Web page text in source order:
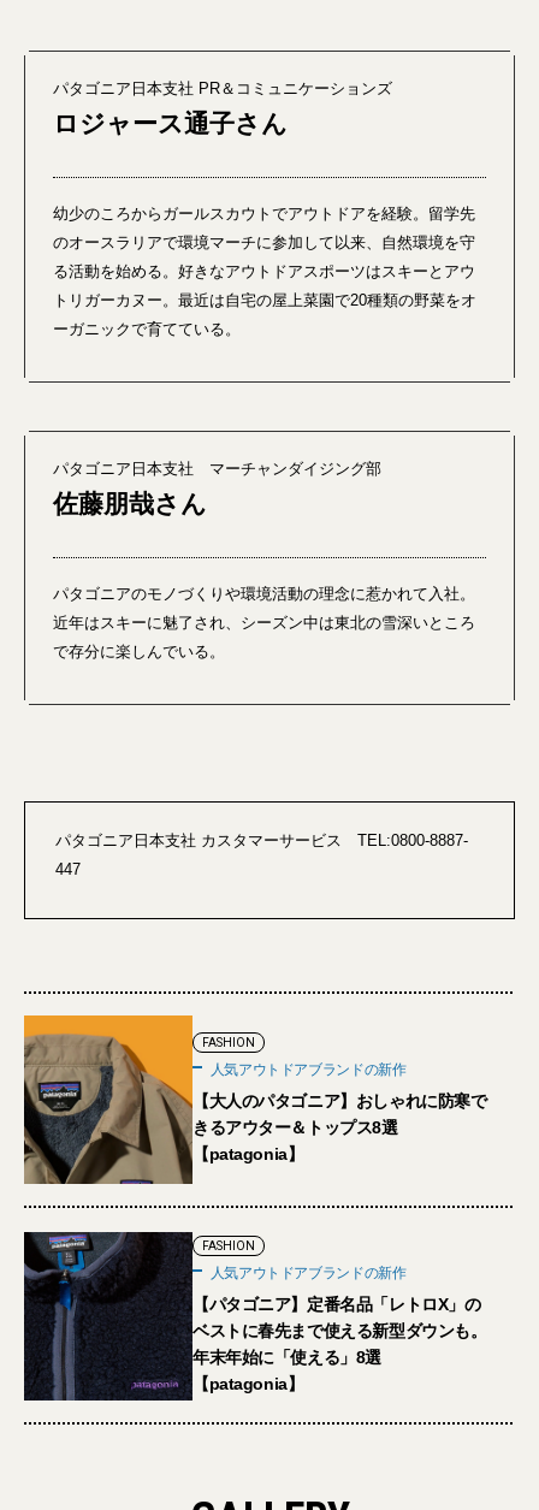
パタゴニア日本支社 PR＆コミュニケーションズ
ロジャース通子さん
幼少のころからガールスカウトでアウトドアを経験。留学先
のオースラリアで環境マーチに参加して以来、自然環境を守
る活動を始める。好きなアウトドアスポーツはスキーとアウ
トリガーカヌー。最近は自宅の屋上菜園で20種類の野菜をオ
ーガニックで育てている。
パタゴニア日本支社 マーチャンダイジング部
佐藤朋哉さん
パタゴニアのモノづくりや環境活動の理念に惹かれて入社。
近年はスキーに魅了され、シーズン中は東北の雪深いところ
で存分に楽しんでいる。
パタゴニア日本支社 カスタマーサービス TEL:0800-8887-
447
FASHION
人気アウトドアブランドの新作
【大人のパタゴニア】おしゃれに防寒で
きるアウター＆トップス8選
【patagonia】
FASHION
人気アウトドアブランドの新作
【パタゴニア】定番名品「レトロX」の
ベストに春先まで使える新型ダウンも。
年末年始に「使える」8選
【patagonia】